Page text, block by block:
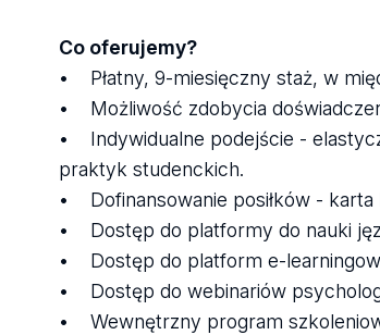
Co oferujemy?
• Płatny, 9-miesięczny staż, w
• Możliwość zdobycia
• Indywidualne podejście -
praktyk studenckich.
• Dofinansowanie posiłków - karta
• Dostęp do platformy do nauki
• Dostęp do platform e-
• Dostęp do webinariów
• Wewnętrzny program